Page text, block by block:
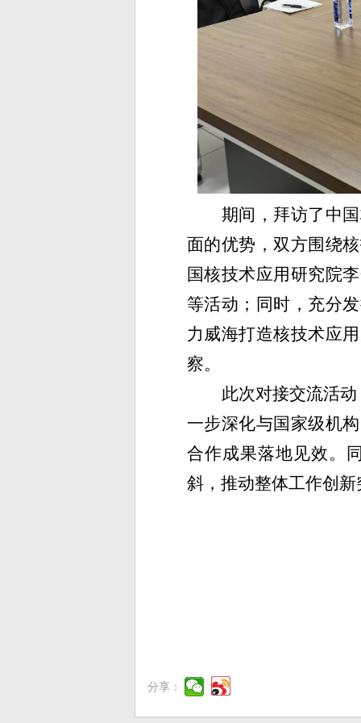
期间，拜访了 中
面的优势 ， 双方围绕
国核技术应用研究院
等活动；同时，充分
力威海打造核技术应用
察。
此次对接交流活
一步深化与国家级机
合作成果落地见效。
斜，推动整体工作创
分享：